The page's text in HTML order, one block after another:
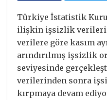
Türkiye İstatistik
ilişkin işsizlik
verilere göre kasım
arındırılmış işsizlik
seviyesinde
verilerinden sonra
kırpmaya devam